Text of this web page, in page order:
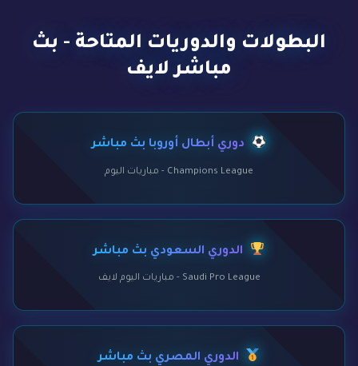
البطولات والدوريات المتاحة - بث
مباشر لايف
دوري أبطال أوروبا بث مباشر
Champions League - مباريات اليوم
الدوري السعودي بث مباشر
Saudi Pro League - مباريات اليوم لايف
الدوري المصري بث مباشر